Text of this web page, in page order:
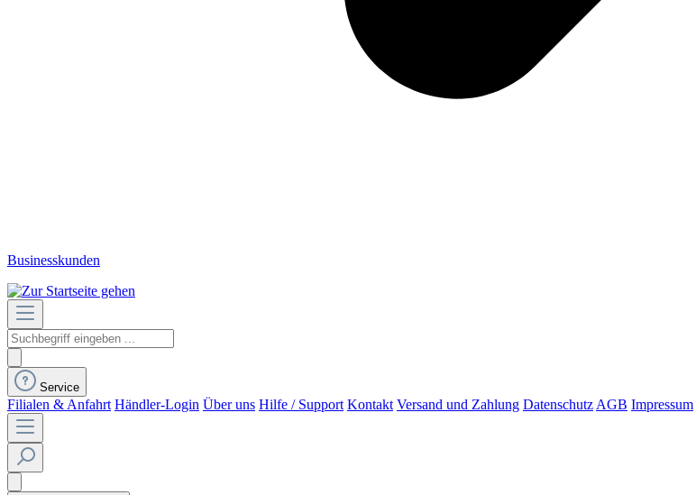
Businesskunden
Service
Filialen & Anfahrt Händler-Login Über uns Hilfe / Support Kontakt Versand und Zahlung DatenschutzAGB Impressum